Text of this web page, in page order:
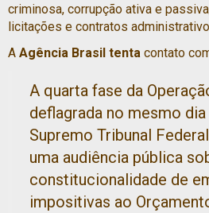
criminosa, corrupção ativa e
licitações e contratos
A Agência Brasil tenta contato
A quarta fase da
deflagrada no mesmo
Supremo Tribunal
uma audiência pública
constitucionalidade de
impositivas ao